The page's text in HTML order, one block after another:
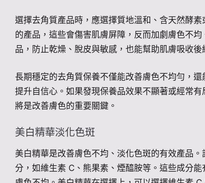
選擇去角質產品時，應選擇質地溫和、含天然酵
的產品，這些會傷害肌膚屏障，反而加劇膚色不
品，防止乾燥、脫皮與敏感，也能幫助肌膚吸收
長期穩定的去角質保養不僅能改善膚色不均勻，
提升自信心。如果發現保養品效果不顯著或經常
將是改善膚色的重要關鍵。
美白精華淡化色斑
美白精華是改善膚色不均、淡化色斑的有效產品
分，如維生素 C、熊果素、煙醯胺等。這些成分